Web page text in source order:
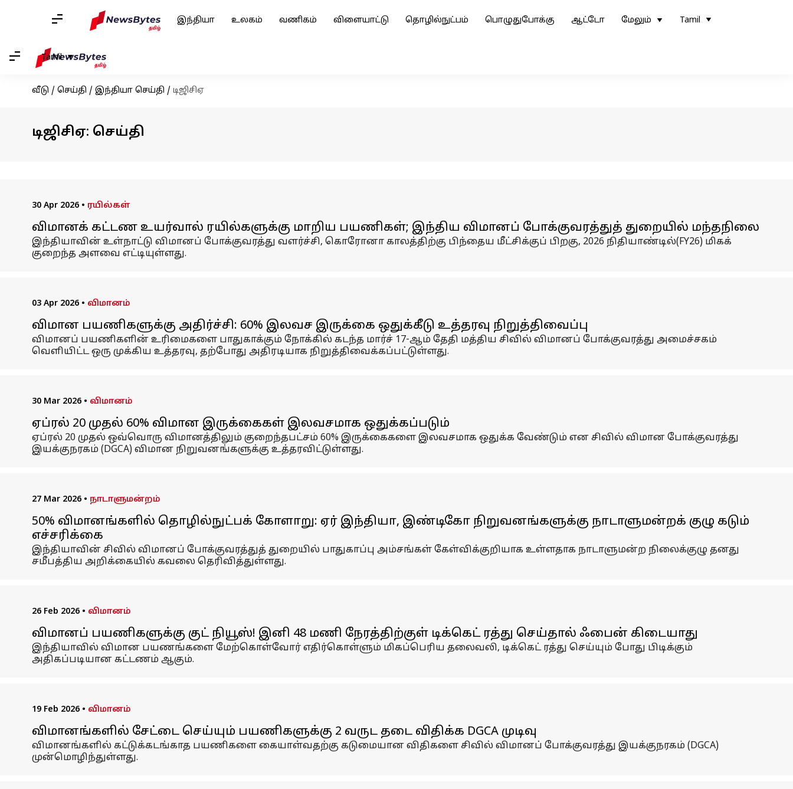
இந்தியா உலகம் வணிகம் விளையாட்டு தொழில்நுட்பம் பொழுதுபோக்கு ஆட்டோ மேலும் Tamil
Tamil
வீடு / செய்தி / இந்தியா செய்தி / டிஜிசிஏ
டிஜிசிஏ: செய்தி
30 Apr 2026 • ரயில்கள்
விமானக் கட்டண உயர்வால் ரயில்களுக்கு மாறிய பயணிகள்; இந்திய விமானப் போக்குவரத்துத் துறையில் மந்தநிலை
இந்தியாவின் உள்நாட்டு விமானப் போக்குவரத்து வளர்ச்சி, கொரோனா காலத்திற்கு பிந்தைய மீட்சிக்குப் பிறகு, 2026 நிதியாண்டில்(FY26) மிகக்
குறைந்த அளவை எட்டியுள்ளது.
03 Apr 2026 • விமானம்
விமான பயணிகளுக்கு அதிர்ச்சி: 60% இலவச இருக்கை ஒதுக்கீடு உத்தரவு நிறுத்திவைப்பு
விமானப் பயணிகளின் உரிமைகளை பாதுகாக்கும் நோக்கில் கடந்த மார்ச் 17-ஆம் தேதி மத்திய சிவில் விமானப் போக்குவரத்து அமைச்சகம்
வெளியிட்ட ஒரு முக்கிய உத்தரவு, தற்போது அதிரடியாக நிறுத்திவைக்கப்பட்டுள்ளது.
30 Mar 2026 • விமானம்
ஏப்ரல் 20 முதல் 60% விமான இருக்கைகள் இலவசமாக ஒதுக்கப்படும்
ஏப்ரல் 20 முதல் ஒவ்வொரு விமானத்திலும் குறைந்தபட்சம் 60% இருக்கைகளை இலவசமாக ஒதுக்க வேண்டும் என சிவில் விமான போக்குவரத்து
இயக்குநரகம் (DGCA) விமான நிறுவனங்களுக்கு உத்தரவிட்டுள்ளது.
27 Mar 2026 • நாடாளுமன்றம்
50% விமானங்களில் தொழில்நுட்பக் கோளாறு: ஏர் இந்தியா, இண்டிகோ நிறுவனங்களுக்கு நாடாளுமன்றக் குழு கடும்
எச்சரிக்கை
இந்தியாவின் சிவில் விமானப் போக்குவரத்துத் துறையில் பாதுகாப்பு அம்சங்கள் கேள்விக்குறியாக உள்ளதாக நாடாளுமன்ற நிலைக்குழு தனது
சமீபத்திய அறிக்கையில் கவலை தெரிவித்துள்ளது.
26 Feb 2026 • விமானம்
விமானப் பயணிகளுக்கு குட் நியூஸ்! இனி 48 மணி நேரத்திற்குள் டிக்கெட் ரத்து செய்தால் ஃபைன் கிடையாது
இந்தியாவில் விமான பயணங்களை மேற்கொள்வோர் எதிர்கொள்ளும் மிகப்பெரிய தலைவலி, டிக்கெட் ரத்து செய்யும் போது பிடிக்கும்
அதிகப்படியான கட்டணம் ஆகும்.
19 Feb 2026 • விமானம்
விமானங்களில் சேட்டை செய்யும் பயணிகளுக்கு 2 வருட தடை விதிக்க DGCA முடிவு
விமானங்களில் கட்டுக்கடங்காத பயணிகளை கையாள்வதற்கு கடுமையான விதிகளை சிவில் விமானப் போக்குவரத்து இயக்குநரகம் (DGCA)
முன்மொழிந்துள்ளது.